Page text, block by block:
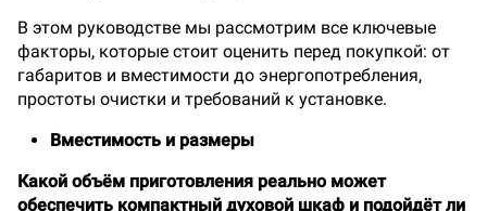
В этом руководстве мы рассмотрим все ключевые
факторы, которые стоит оценить перед покупкой: от
габаритов и вместимости до энергопотребления,
простоты очистки и требований к установке.
Вместимость и размеры
Какой объём приготовления реально может
обеспечить компактный духовой шкаф и подойдёт ли